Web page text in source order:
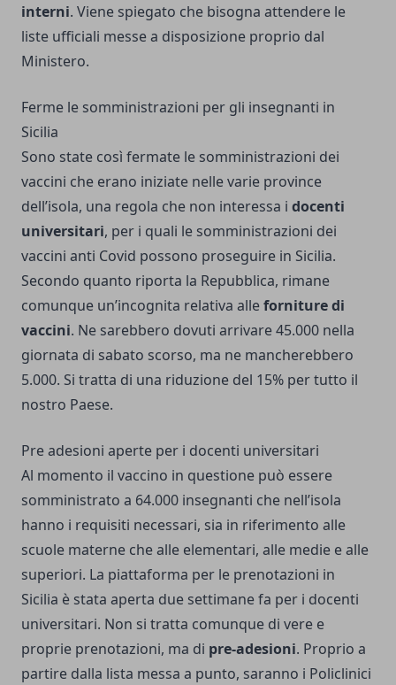
interni. Viene spiegato che bisogna attendere le
liste ufficiali messe a disposizione proprio dal
Ministero.
Ferme le somministrazioni per gli insegnanti in
Sicilia
Sono state così fermate le somministrazioni dei
vaccini che erano iniziate nelle varie province
dell’isola, una regola che non interessa i docenti
universitari, per i quali le somministrazioni dei
vaccini anti Covid possono proseguire in Sicilia.
Secondo quanto riporta la Repubblica, rimane
comunque un’incognita relativa alleforniture di
vaccini. Ne sarebbero dovuti arrivare 45.000 nella
giornata di sabato scorso, ma ne mancherebbero
5.000. Si tratta di una riduzione del 15% per tutto il
nostro Paese.
Pre adesioni aperte per i docenti universitari
Al momento il vaccino in questione può essere
somministrato a 64.000 insegnanti che nell’isola
hanno i requisiti necessari, sia in riferimento alle
scuole materne che alle elementari, alle medie e alle
superiori. La piattaforma per le prenotazioni in
Sicilia è stata aperta due settimane fa per i docenti
universitari. Non si tratta comunque di vere e
proprie prenotazioni, ma di pre-adesioni. Proprio a
partire dalla lista messa a punto, saranno i Policlinici